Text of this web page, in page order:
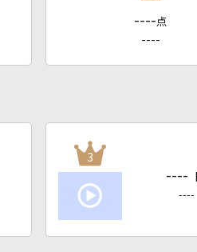
---- 点
----
3
----
----